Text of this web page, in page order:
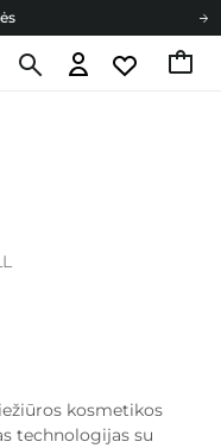
40,00 €
kosmetikos
technologijas su